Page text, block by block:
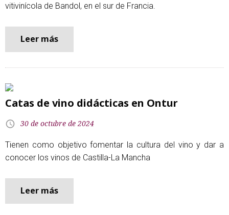
vitivinícola de Bandol, en el sur de Francia.
Leer más
Catas de vino didácticas en Ontur
30 de octubre de 2024
Tienen como objetivo fomentar la cultura del vino y dar a
conocer los vinos de Castilla-La Mancha
Leer más